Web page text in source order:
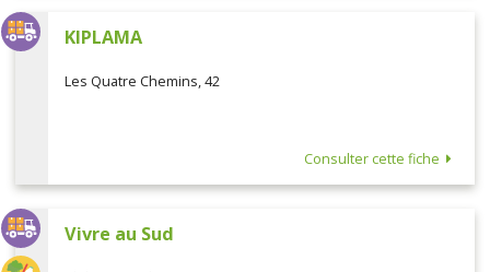
KIPLAMA
Les Quatre Chemins, 42
Consulter cette fiche
Vivre au Sud